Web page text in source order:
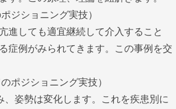
ジショニング実技）
進しても適宜継続して介入すること
症例がみられてきます。この事例を交
ポジショニング実技）
、姿勢は変化します。これを疾患別に